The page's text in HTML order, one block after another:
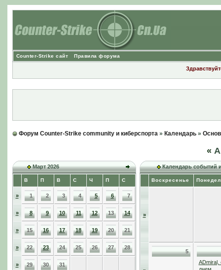
Counter-Strike сайт Правила форума
Форум Counter-Strike community и киберспорта» Календарь»
«
Март 2026
В П В С Ч П С
» 1 2 3 4 5 6 7
» 8 9 10 11 12 13 14
» 15 16 17 18 19 20 21
» 22 23 24 25 26 27 28
» 29 30 31
Календарь событий
Воскресенье
»
5
ADmiral,